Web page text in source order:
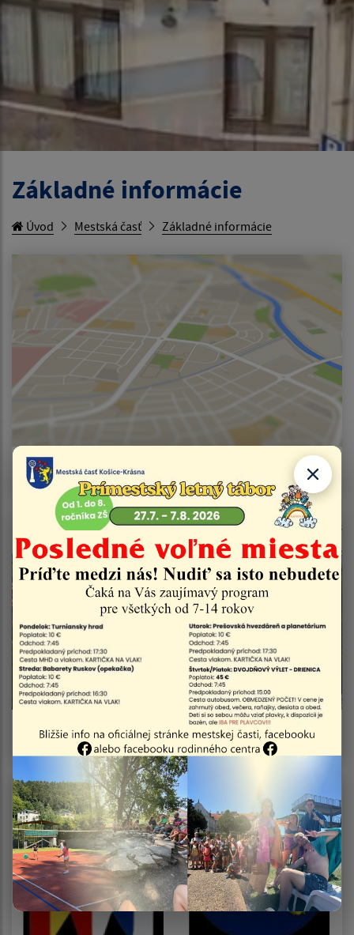
Základné informácie
Úvod Mestská časť Základné informácie
Poloha
Z histórie a zo súčasnosti